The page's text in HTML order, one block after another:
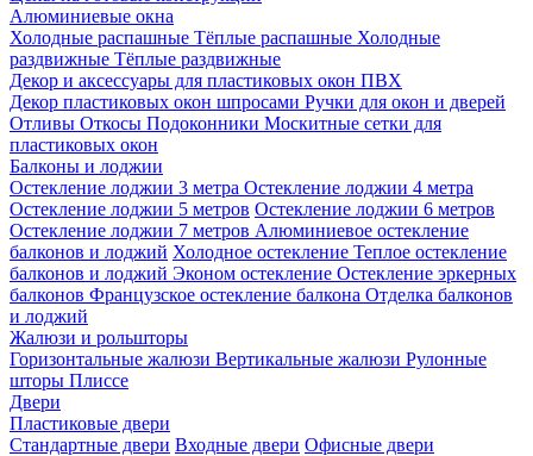
Алюминиевые окна
Холодные распашные Тёплые распашные Холодные
раздвижные Тёплые раздвижные
Декор и аксессуары для пластиковых окон ПВХ
Декор пластиковых окон шпросами Ручки для окон и дверей
Отливы Откосы Подоконники Москитные сетки для
пластиковых окон
Балконы и лоджии
Остекление лоджии 3 метра Остекление лоджии 4 метра
Остекление лоджии 5 метров Остекление лоджии 6 метров
Остекление лоджии 7 метров Алюминиевое остекление
балконов и лоджий Холодное остекление Теплое остекление
балконов и лоджий Эконом остекление Остекление эркерных
балконов Французское остекление балкона Отделка балконов
и лоджий
Жалюзи и рольшторы
Горизонтальные жалюзи Вертикальные жалюзи Рулонные
шторы Плиссе
Двери
Пластиковые двери
Стандартные двери Входные двери Офисные двери